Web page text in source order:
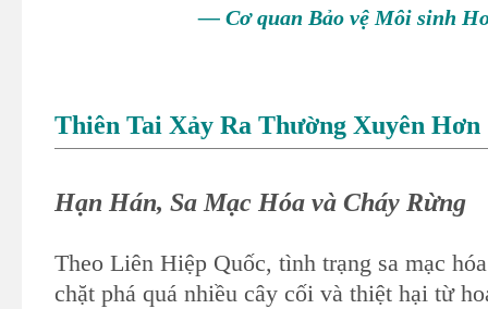
— Cơ quan Bảo vệ Môi sinh
Thiên Tai Xảy Ra Thường Xuyên Hơn
Hạn Hán, Sa Mạc Hóa và Cháy Rừng
Theo Liên Hiệp Quốc, tình trạng sa mạc
chặt phá quá nhiều cây cối và thiệt hại từ